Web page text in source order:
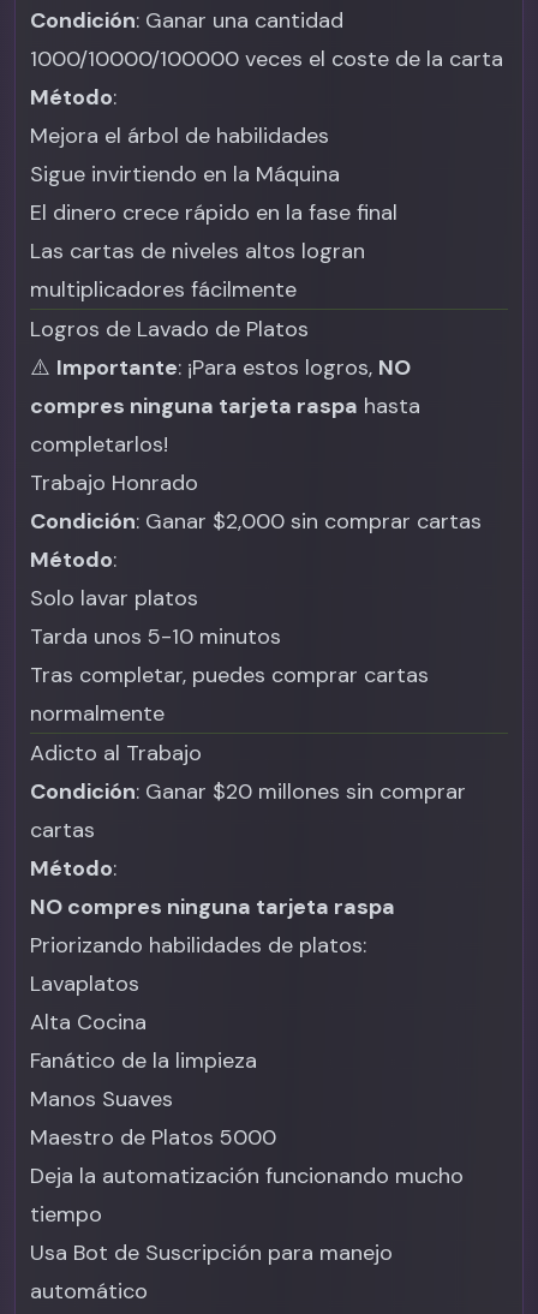
Condición: Ganar una cantidad
1000/10000/100000 veces el coste de la carta
Método:
Mejora el árbol de habilidades
Sigue invirtiendo en la Máquina
El dinero crece rápido en la fase final
Las cartas de niveles altos logran
multiplicadores fácilmente
Logros de Lavado de Platos
⚠️ Importante: ¡Para estos logros, NO
compres ninguna tarjeta raspa hasta
completarlos!
Trabajo Honrado
Condición: Ganar $2,000 sin comprar cartas
Método:
Solo lavar platos
Tarda unos 5-10 minutos
Tras completar, puedes comprar cartas
normalmente
Adicto al Trabajo
Condición: Ganar $20 millones sin comprar
cartas
Método:
NO compres ninguna tarjeta raspa
Priorizando habilidades de platos:
Lavaplatos
Alta Cocina
Fanático de la limpieza
Manos Suaves
Maestro de Platos 5000
Deja la automatización funcionando mucho
tiempo
Usa Bot de Suscripción para manejo
automático